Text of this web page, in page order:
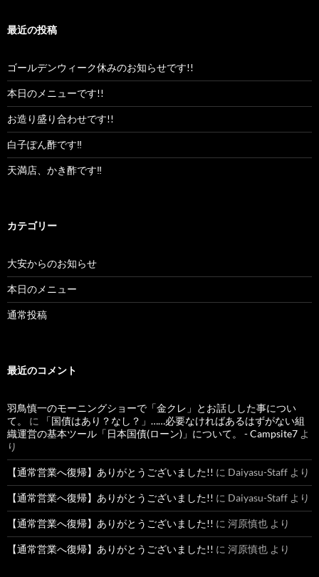
最近の投稿
ゴールデンウィーク休みのお知らせです!!
本日のメニューです!!
お造り盛り合わせです!!
白子ぽん酢です‼︎
天満店、かき酢です‼︎
カテゴリー
大安からのお知らせ
本日のメニュー
通常投稿
最近のコメント
羽鳥慎一のモーニングショーで「金クレ」とお話しした事につい
て。
に
「国債はあり？なし？」……必要なければあるはずがない組
織運営の基本ツール「日本国債(ローン)」について。 - Campsite7 よ
り
【通常営業へ復帰】ありがとうございました!! に Daiyasu-Staff より
【通常営業へ復帰】ありがとうございました!! に Daiyasu-Staff より
【通常営業へ復帰】ありがとうございました!! に 河原慎也 より
【通常営業へ復帰】ありがとうございました!! に 河原慎也 より